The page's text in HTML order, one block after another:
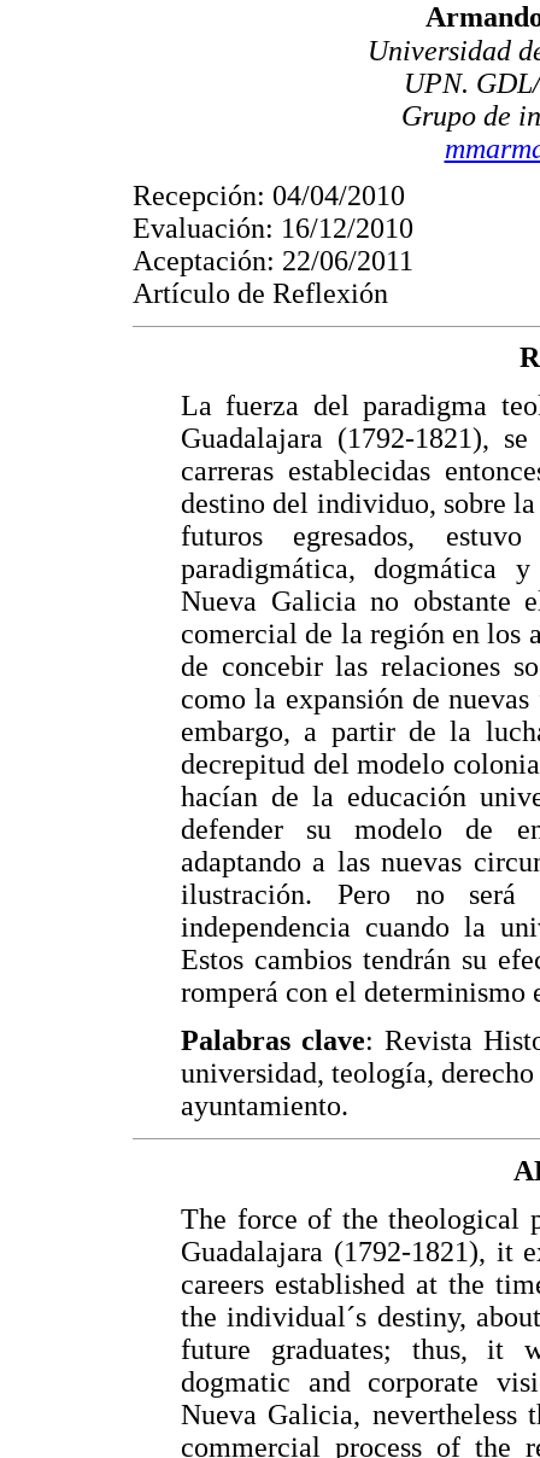
Universidad
UPN.
Grupo de
Recepción: 04/04/2010
Evaluación: 16/12/2010
Aceptación: 22/06/2011
Artículo de Reflexión
La fuerza del paradigma
Guadalajara (1792-1821),
carreras establecidas
destino del individuo, sobre
futuros egresados,
paradigmática, dogmática
Nueva Galicia no obstante
comercial de la región en los
de concebir las relaciones
como la expansión de
embargo, a partir de la
decrepitud del modelo
hacían de la educación
defender su modelo de
adaptando a las nuevas
ilustración. Pero no
independencia cuando la
Estos cambios tendrán su
romperá con el determinismo
Palabras clave: Revista
universidad, teología,
ayuntamiento.
The force of the theological
Guadalajara (1792-1821), it
careers established at the
the individual´s destiny,
future graduates; thus, it
dogmatic and corporate
Nueva Galicia, nevertheless
commercial process of the